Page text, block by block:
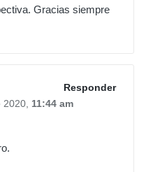
Gracias siempre
Responder
11:44 am